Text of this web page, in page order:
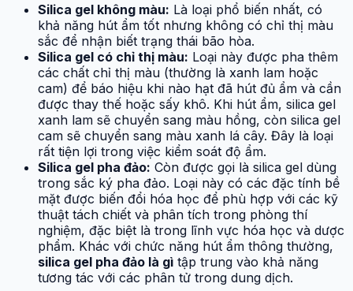
Silica gel không màu: Là loại phổ biến nhất, có
khả năng hút ẩm tốt nhưng không có chỉ thị màu
sắc để nhận biết trạng thái bão hòa.
Silica gel có chỉ thị màu: Loại này được pha thêm
các chất chỉ thị màu (thường là xanh lam hoặc
cam) để báo hiệu khi nào hạt đã hút đủ ẩm và cần
được thay thế hoặc sấy khô. Khi hút ẩm, silica gel
xanh lam sẽ chuyển sang màu hồng, còn silica gel
cam sẽ chuyển sang màu xanh lá cây. Đây là loại
rất tiện lợi trong việc kiểm soát độ ẩm.
Silica gel pha đảo: Còn được gọi là silica gel dùng
trong sắc ký pha đảo. Loại này có các đặc tính bề
mặt được biến đổi hóa học để phù hợp với các kỹ
thuật tách chiết và phân tích trong phòng thí
nghiệm, đặc biệt là trong lĩnh vực hóa học và dược
phẩm. Khác với chức năng hút ẩm thông thường,
silica gel pha đảo là gì tập trung vào khả năng
tương tác với các phân tử trong dung dịch.